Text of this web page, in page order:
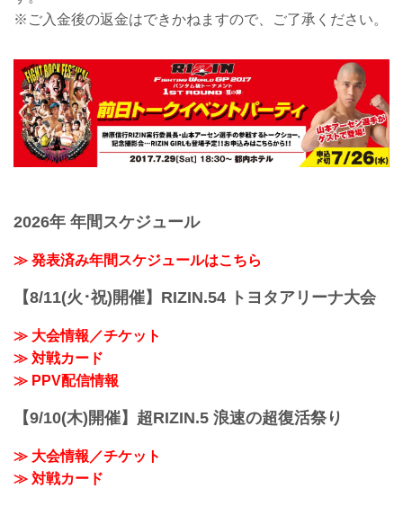
※ご入金後の返金はできかねますので、ご了承ください。
2026年 年間スケジュール
≫ 発表済み年間スケジュールはこちら
【8/11(火･祝)開催】RIZIN.54 トヨタアリーナ大会
≫ 大会情報／チケット
≫ 対戦カード
≫ PPV配信情報
【9/10(木)開催】超RIZIN.5 浪速の超復活祭り
≫ 大会情報／チケット
≫ 対戦カード